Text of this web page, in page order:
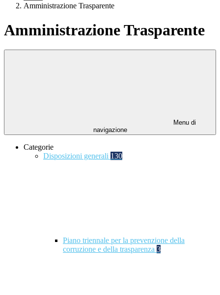
Amministrazione Trasparente
Amministrazione Trasparente
Menu di
navigazione
Categorie
Disposizioni generali 130
Piano triennale per la prevenzione della
corruzione e della trasparenza 3